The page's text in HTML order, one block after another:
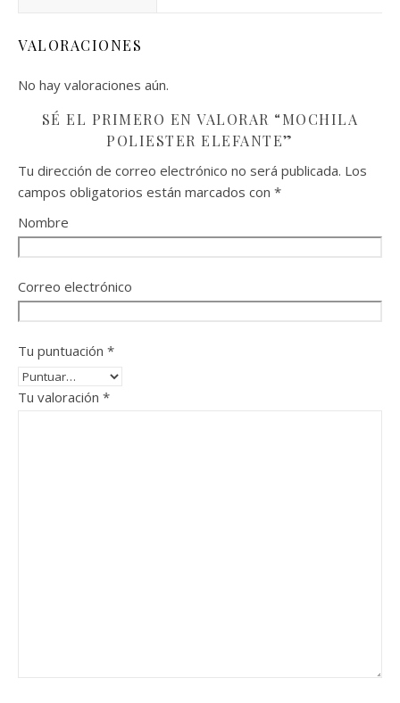
VALORACIONES
No hay valoraciones aún.
SÉ EL PRIMERO EN VALORAR “MOCHILA
POLIESTER ELEFANTE”
Tu dirección de correo electrónico no será publicada. Los
campos obligatorios están marcados con *
Nombre
Correo electrónico
Tu puntuación *
Tu valoración *